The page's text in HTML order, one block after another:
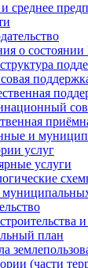
среднее
о
и
услуг
услуги
план
(части